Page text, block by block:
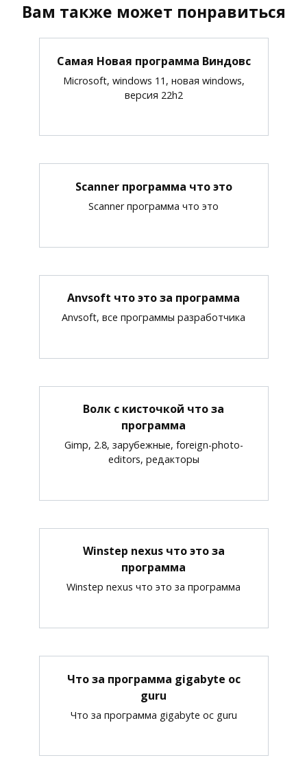
Вам также может понравиться
Самая Новая программа Виндовс
Microsoft, windows 11, новая windows,
версия 22h2
Scanner программа что это
Scanner программа что это
Anvsoft что это за программа
Anvsoft, все программы разработчика
Волк с кисточкой что за
программа
Gimp, 2.8, зарубежные, foreign-photo-
editors, редакторы
Winstep nexus что это за
программа
Winstep nexus что это за программа
Что за программа gigabyte oc
guru
Что за программа gigabyte oc guru